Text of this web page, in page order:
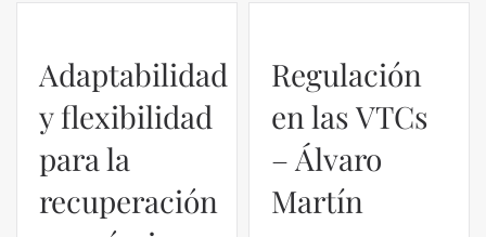
Adaptabilidad
y flexibilidad
para la
recuperación
Regulación
en las VTCs
– Álvaro
Martín